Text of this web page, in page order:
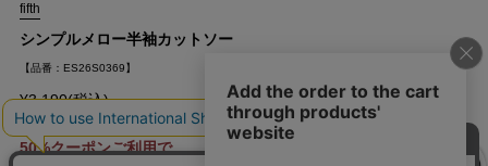
fifth
シンプルメロー半袖カットソー
【品番：ES26S0369】
¥3,190(税込)
50%クーポンご利用で
クーポンを取得